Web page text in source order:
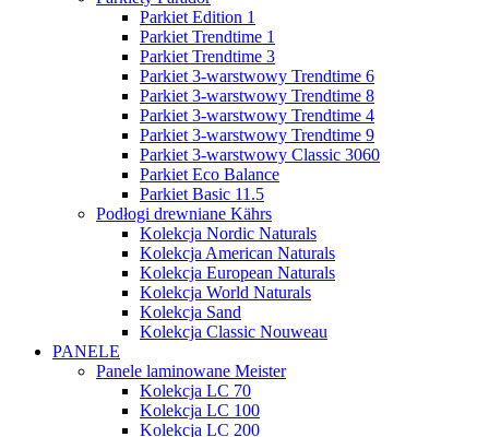
Parkiet Edition 1
Parkiet Trendtime 1
Parkiet Trendtime 3
Parkiet 3-warstwowy Trendtime 6
Parkiet 3-warstwowy Trendtime 8
Parkiet 3-warstwowy Trendtime 4
Parkiet 3-warstwowy Trendtime 9
Parkiet 3-warstwowy Classic 3060
Parkiet Eco Balance
Parkiet Basic 11.5
Podłogi drewniane Kährs
Kolekcja Nordic Naturals
Kolekcja American Naturals
Kolekcja European Naturals
Kolekcja World Naturals
Kolekcja Sand
Kolekcja Classic Nouweau
PANELE
Panele laminowane Meister
Kolekcja LC 70
Kolekcja LC 100
Kolekcja LC 200